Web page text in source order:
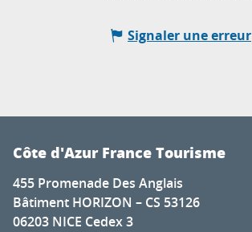
Signaler une erreur
Côte d'Azur France Tourisme
455 Promenade Des Anglais
Bâtiment HORIZON – CS 53126
06203 NICE Cedex 3